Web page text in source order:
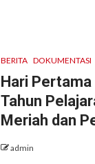
BERITA DOKUMENTASI
Hari Pertama
Tahun
Meriah dan
admin